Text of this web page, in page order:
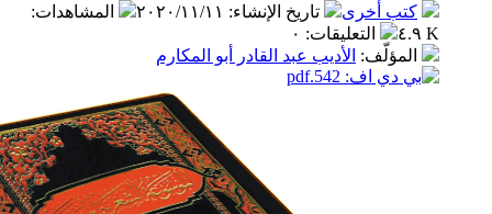
أخرى
تاريخ الإنشاء :٢٠٢٠/١١/١١ المشاهدات:
التعليقات:٠
الأديب عبد القادر أبو المكارم